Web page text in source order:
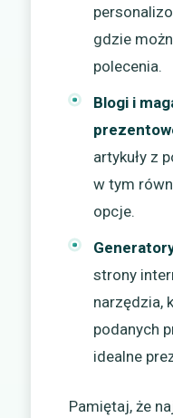
gdzie
polecenia.
Blogi i
artykuły z
w tym
opcje.
strony
narzędzia,
podanych
idealne
Pamiętaj, że